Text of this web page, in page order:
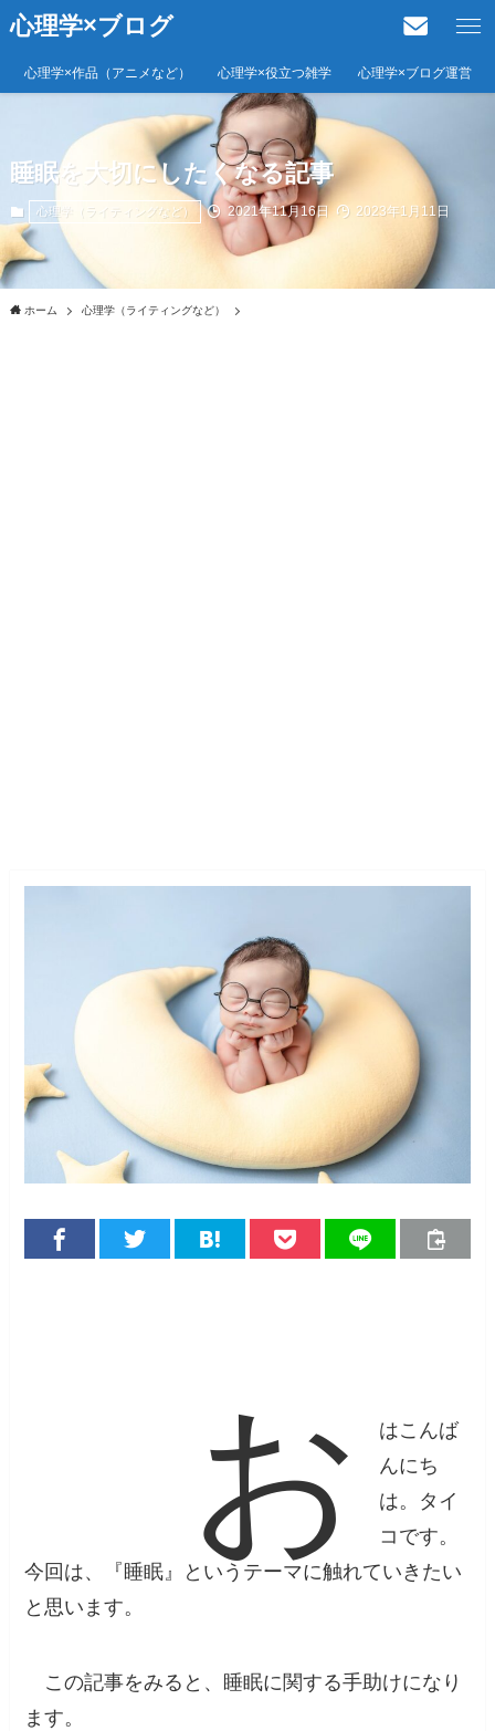
心理学×ブログ
心理学×作品（アニメなど） 心理学×役立つ雑学 心理学×ブログ運営
睡眠を大切にしたくなる記事
心理学（ライティングなど） 2021年11月16日 2023年1月11日
ホーム 心理学（ライティングなど）
お
はこんば
んにち
は。タイ
コです。
今回は、『睡眠』というテーマに触れていきたい
と思います。
この記事をみると、 睡眠に関する手助けになり
ます。